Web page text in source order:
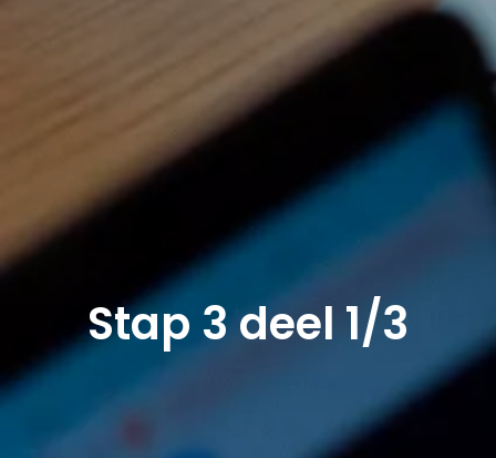
Stap 3 deel 1/3